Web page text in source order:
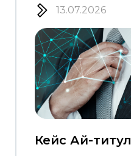
13.07.2026
Кейс Ай-титул